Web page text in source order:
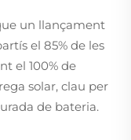
un llançament
el 85% de les
el 100% de
solar, clau per
de bateria.